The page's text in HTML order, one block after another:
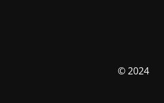
© 2024